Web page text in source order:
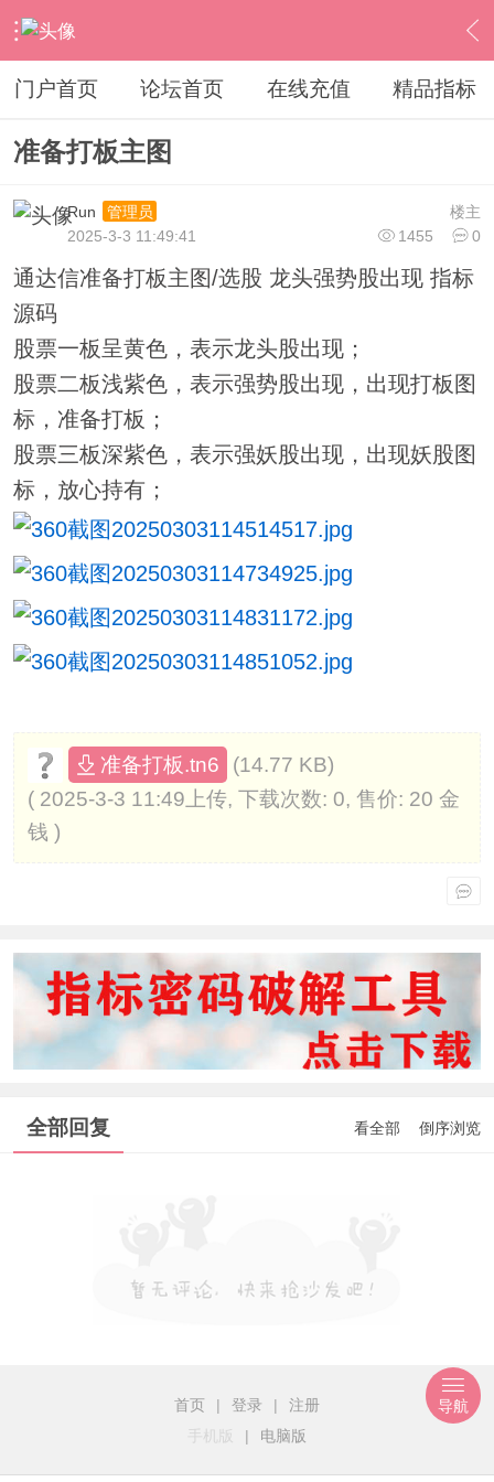
› 通达信指标公式 › 主图公式 › 内容
门户首页 论坛首页 在线充值 精品指标
准备打板主图
楼主
Run
管理员
1455
0
2025-3-3 11:49:41
通达信准备打板主图/选股 龙头强势股出现 指标
源码
股票一板呈黄色，表示龙头股出现；
股票二板浅紫色，表示强势股出现，出现打板图
标，准备打板；
股票三板深紫色，表示强妖股出现，出现妖股图
标，放心持有；
准备打板.tn6
(14.77 KB)
( 2025-3-3 11:49上传, 下载次数: 0, 售价: 20 金
钱 )
全部回复 看全部 倒序浏览
首页 | 登录 |
注册
手机版
| 电脑版
导航